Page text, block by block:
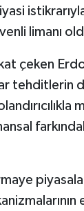
istikrarıyla
limanı
çeken
tehditlerin